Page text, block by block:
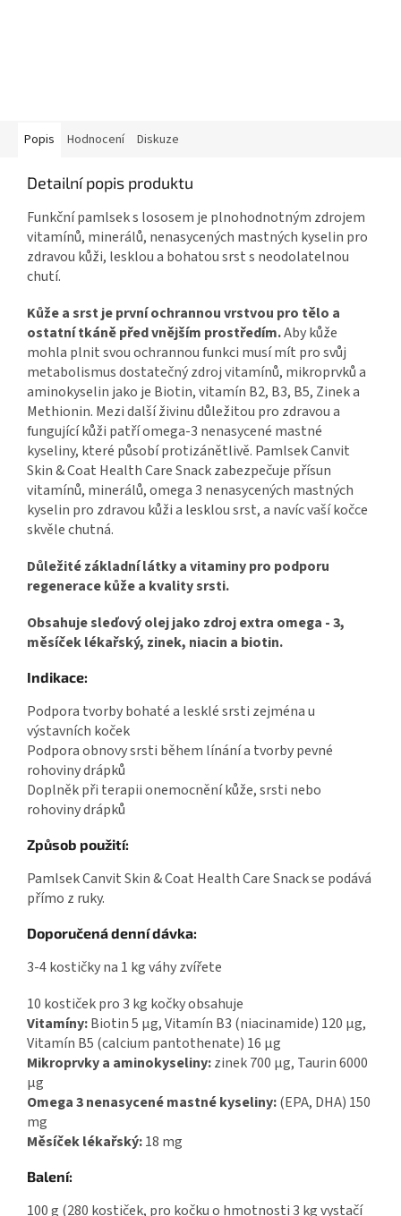
Popis Hodnocení Diskuze
Detailní popis produktu
Funkční pamlsek s lososem je plnohodnotným zdrojem
vitamínů, minerálů, nenasycených mastných kyselin pro
zdravou kůži, lesklou a bohatou srst s neodolatelnou
chutí.
Kůže a srst je první ochrannou vrstvou pro tělo a
ostatní tkáně před vnějším prostředím.Aby kůže
mohla plnit svou ochrannou funkci musí mít pro svůj
metabolismus dostatečný zdroj vitamínů, mikroprvků a
aminokyselin jako je Biotin, vitamín B2, B3, B5, Zinek a
Methionin. Mezi další živinu důležitou pro zdravou a
fungující kůži patří omega-3 nenasycené mastné
kyseliny, které působí protizánětlivě. Pamlsek Canvit
Skin & Coat Health Care Snack zabezpečuje přísun
vitamínů, minerálů, omega 3 nenasycených mastných
kyselin pro zdravou kůži a lesklou srst, a navíc vaší kočce
skvěle chutná.
Důležité základní látky a vitaminy pro podporu
regenerace kůže a kvality srsti.
Obsahuje sleďový olej jako zdroj extra omega - 3,
měsíček lékařský, zinek, niacin a biotin.
Indikace:
Podpora tvorby bohaté a lesklé srsti zejména u
výstavních koček
Podpora obnovy srsti během línání a tvorby pevné
rohoviny drápků
Doplněk při terapii onemocnění kůže, srsti nebo
rohoviny drápků
Způsob použití:
Pamlsek Canvit Skin & Coat Health Care Snack se podává
přímo z ruky.
Doporučená denní dávka:
3-4 kostičky na 1 kg váhy zvířete
10 kostiček pro 3 kg kočky obsahuje
Vitamíny:Biotin 5 µg, Vitamín B3 (niacinamide) 120 µg,
Vitamín B5 (calcium pantothenate) 16 µg
Mikroprvky a aminokyseliny:zinek 700 µg, Taurin 6000
µg
Omega 3 nenasycené mastné kyseliny:(EPA, DHA) 150
mg
Měsíček lékařský:18 mg
Balení:
100 g (280 kostiček, pro kočku o hmotnosti 3 kg vystačí